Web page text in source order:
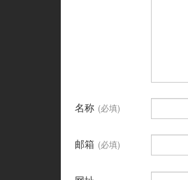
名称 (必填)
邮箱 (必填)